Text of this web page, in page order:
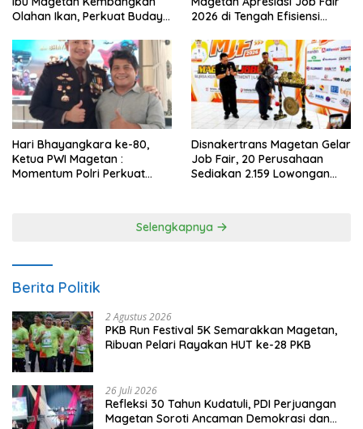
Olahan Ikan, Perkuat Budaya
2026 di Tengah Efisiensi
Hari Bhayangkara ke-80,
Ketua PWI Magetan :
Momentum Polri Perkuat
Disnakertrans Magetan Gelar
Job Fair, 20 Perusahaan
Sediakan 2.159 Lowongan
Selengkapnya
Berita Politik
2 Agustus 2026
PKB Run Festival 5K Semarakkan Magetan,
Ribuan Pelari Rayakan HUT ke-28 PKB
26 Juli 2026
Refleksi 30 Tahun Kudatuli, PDI Perjuangan
Magetan Soroti Ancaman Demokrasi dan